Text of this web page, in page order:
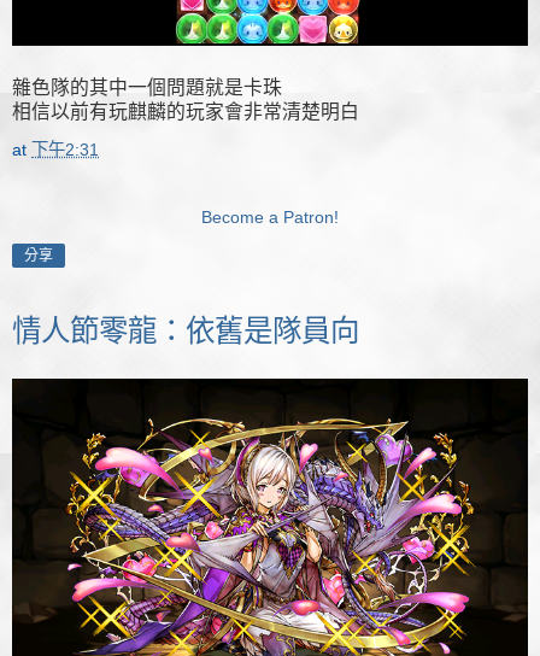
雜色隊的其中一個問題就是卡珠
相信以前有玩麒麟的玩家會非常清楚明白
at 下午2:31
Become a Patron!
分享
情人節零龍：依舊是隊員向